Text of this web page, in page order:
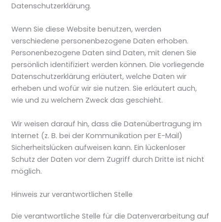
Datenschutzerklärung.
Wenn Sie diese Website benutzen, werden
verschiedene personenbezogene Daten erhoben.
Personenbezogene Daten sind Daten, mit denen Sie
persönlich identifiziert werden können. Die vorliegende
Datenschutzerklärung erläutert, welche Daten wir
erheben und wofür wir sie nutzen. Sie erläutert auch,
wie und zu welchem Zweck das geschieht.
Wir weisen darauf hin, dass die Datenübertragung im
Internet (z. B. bei der Kommunikation per E-Mail)
Sicherheitslücken aufweisen kann. Ein lückenloser
Schutz der Daten vor dem Zugriff durch Dritte ist nicht
möglich.
Hinweis zur verantwortlichen Stelle
Die verantwortliche Stelle für die Datenverarbeitung auf